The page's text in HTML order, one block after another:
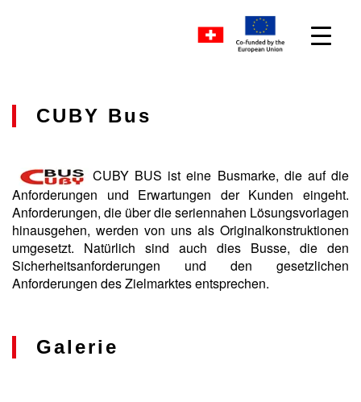
CUBY Bus
CUBY BUS ist eine Busmarke, die auf die
Anforderungen und Erwartungen der Kunden eingeht.
Anforderungen, die über die seriennahen Lösungsvorlagen
hinausgehen, werden von uns als Originalkonstruktionen
umgesetzt. Natürlich sind auch dies Busse, die den
Sicherheitsanforderungen und den gesetzlichen
Anforderungen des Zielmarktes entsprechen.
Galerie